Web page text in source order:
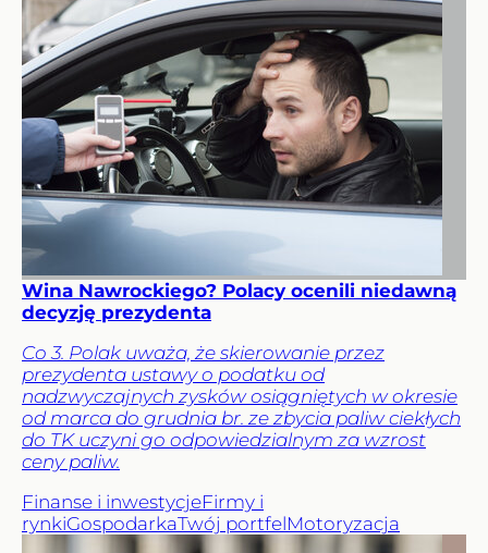
Wina Nawrockiego? Polacy ocenili niedawną
decyzję prezydenta
Co 3. Polak uważa, że skierowanie przez
prezydenta ustawy o podatku od
nadzwyczajnych zysków osiągniętych w okresie
od marca do grudnia br. ze zbycia paliw ciekłych
do TK uczyni go odpowiedzialnym za wzrost
ceny paliw.
Finanse i inwestycjeFirmy i
rynkiGospodarkaTwój portfelMotoryzacja